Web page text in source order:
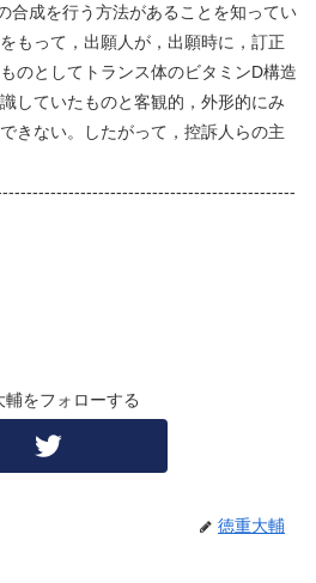
合成を行う方法があることを知ってい
もって，出願人が，出願時に，訂正
のとしてトランス体のビタミンD構造
していたものと客観的，外形的にみ
きない。したがって，控訴人らの主
輔をフォローする
徳重大輔